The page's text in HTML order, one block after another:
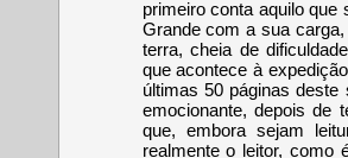
primeiro conta aquilo
Grande com a sua
terra, cheia de
que acontece à
últimas 50 páginas
emocionante, depois de
que, embora sejam
realmente o leitor, como